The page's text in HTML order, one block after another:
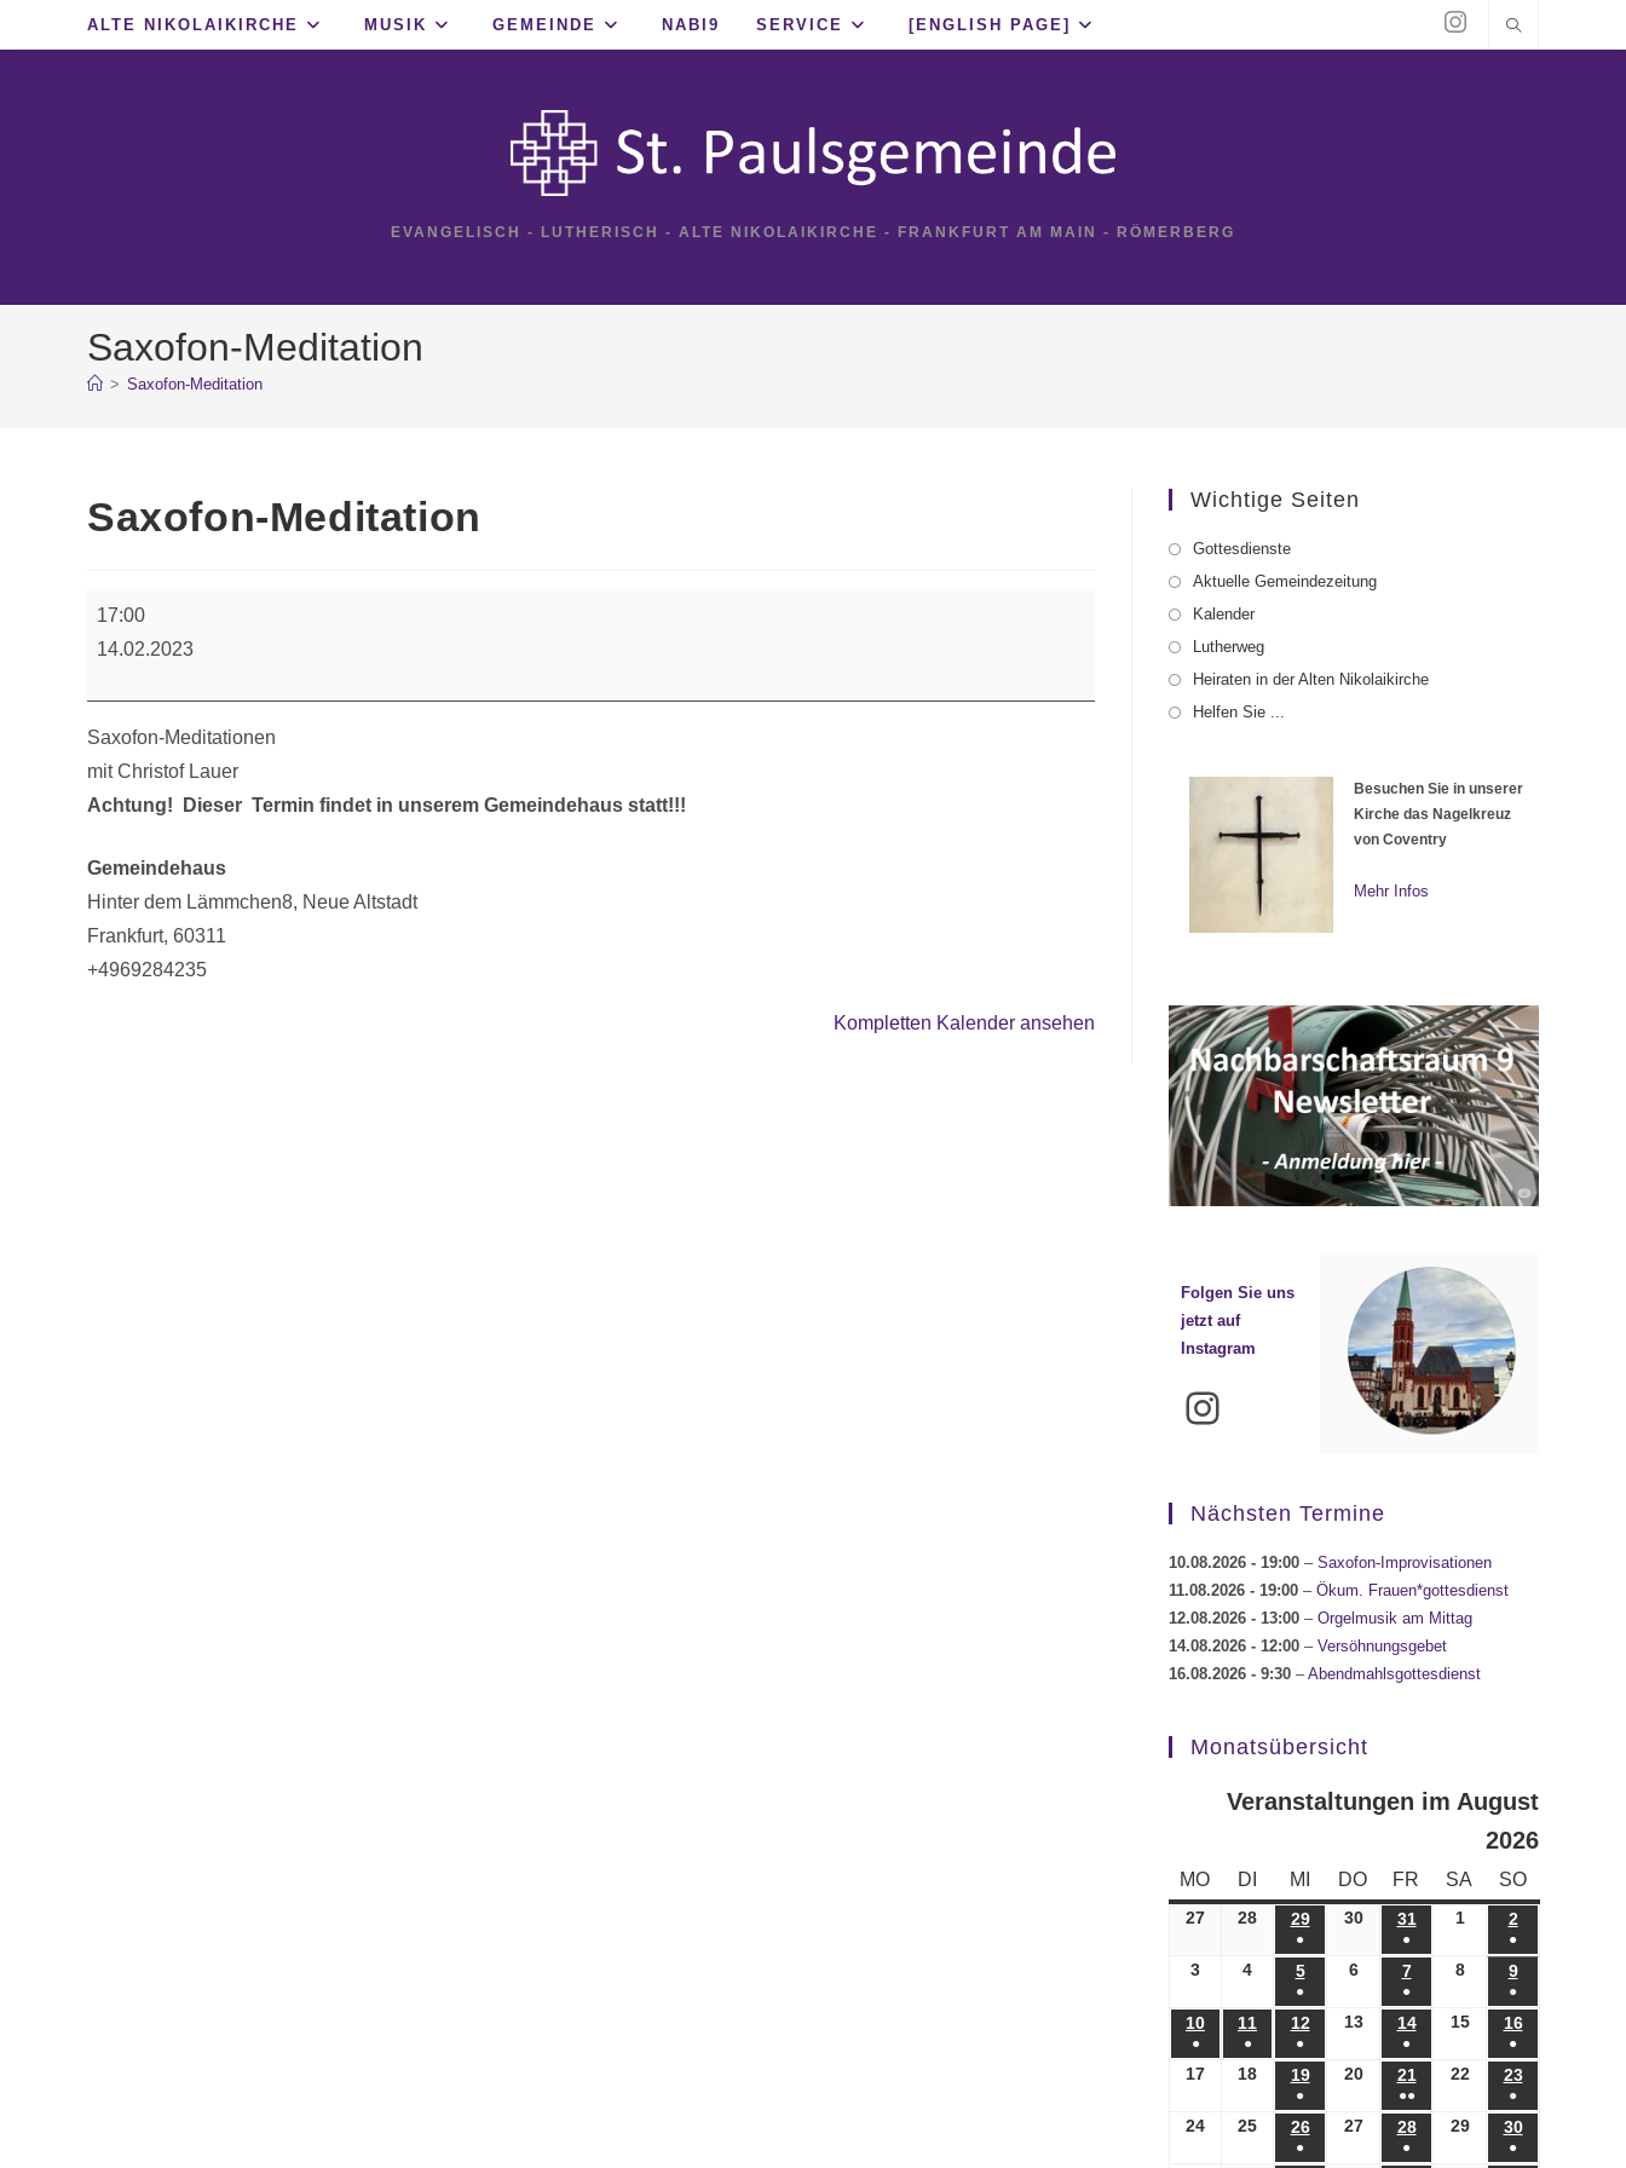
ALTE NIKOLAIKIRCHE MUSIK GEMEINDE NABI9 SERVICE [ENGLISH PAGE]
EVANGELISCH - LUTHERISCH - ALTE NIKOLAIKIRCHE - FRANKFURT AM MAIN - RÖMERBERG
Saxofon-Meditation
> Saxofon-Meditation
Saxofon-Meditation
Saxofon-
17:00
14.02.2023
Saxofon-Meditationen
mit Christof Lauer
Achtung! Dieser Termin findet in unserem Gemeindehaus statt!!!
Gemeindehaus
Hinter dem Lämmchen8 Neue Altstadt
Frankfurt, 60311
+4969284235
Kompletten Kalender ansehen
Wichtige Seiten
Gottesdienste
Aktuelle Gemeindezeitung
Kalender
Lutherweg
Heiraten in der Alten Nikolaikirche
Helfen Sie ...
Besuchen Sie in unserer
Kirche das Nagelkreuz
von Coventry
Mehr Infos
Folgen Sie uns
jetzt auf
Instagram
Instagram
Nächsten Termine
10.08.2026 - 19:00 – Saxofon-Improvisationen
11.08.2026 - 19:00 – Ökum. Frauen*gottesdienst
12.08.2026 - 13:00 – Orgelmusik am Mittag
14.08.2026 - 12:00 – Versöhnungsgebet
16.08.2026 - 9:30 –Abendmahlsgottesdienst
Monatsübersicht
Veranstaltungen im August
2026
MO MONTAG
DI DIENSTAG
MI MITTWOCH
DO DONNERSTAG
FR FREITAG
SA SAMSTAG
SOSONNTAG
27 27.07.2026
28 28.07.2026
2929.07.2026
●
(1
Veranstaltung)
3030.07.2026
3131.07.2026
●
(1
Veranstaltung)
101.08.2026
202.08.2026
●
(1
Veranstaltung)
3 03.08.2026
4 04.08.2026
505.08.2026
●
(1
Veranstaltung)
606.08.2026
707.08.2026
●
(1
Veranstaltung)
808.08.2026
909.08.2026
●
(1
Veranstaltung)
10 10.08.2026
●
(1
Veranstaltung)
11 11.08.2026
●
(1
Veranstaltung)
1212.08.2026
●
(1
Veranstaltung)
1313.08.2026
1414.08.2026
●
(1
Veranstaltung)
1515.08.2026
1616.08.2026
●
(1
Veranstaltung)
17 17.08.2026
18 18.08.2026
1919.08.2026
●
(1
Veranstaltung)
2020.08.2026
2121.08.2026
●●
(2
Veranstaltungen)
2222.08.2026
2323.08.2026
●
(1
Veranstaltung)
24 24.08.2026
25 25.08.2026
2626.08.2026
●
2727.08.2026
2828.08.2026
●
2929.08.2026
3030.08.2026
●